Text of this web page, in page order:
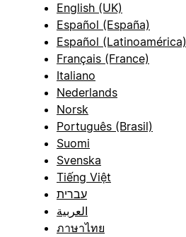
English (UK)
Español (España)
Español (Latinoamérica)
Français (France)
Italiano
Nederlands
Norsk
Português (Brasil)
Suomi
Svenska
Tiếng Việt
עברית
العربية
ภาษาไทย